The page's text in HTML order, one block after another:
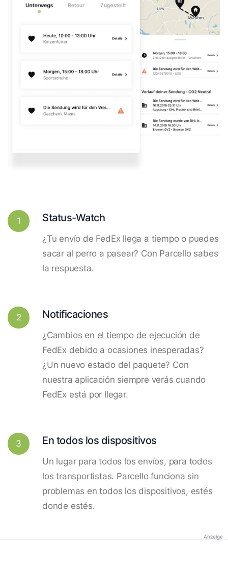
1 Status-Watch
¿Tu envío de FedEx llega a tiempo o puedes
sacar al perro a pasear? Con Parcello sabes
la respuesta.
2 Notificaciones
¿Cambios en el tiempo de ejecución de
FedEx debido a ocasiones inesperadas?
¿Un nuevo estado del paquete? Con
nuestra aplicación siempre verás cuando
FedEx está por llegar.
3 En todos los dispositivos
Un lugar para todos los envíos, para todos
los transportistas. Parcello funciona sin
problemas en todos los dispositivos, estés
donde estés.
Anzeige